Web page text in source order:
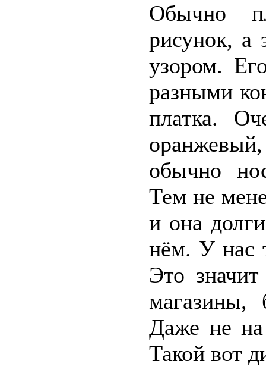
Обычно
рисунок, а
узором.
разными
платка.
обычно
Тем не
и она
нём. У нас
Это
магазины,
Даже не на
Такой вот